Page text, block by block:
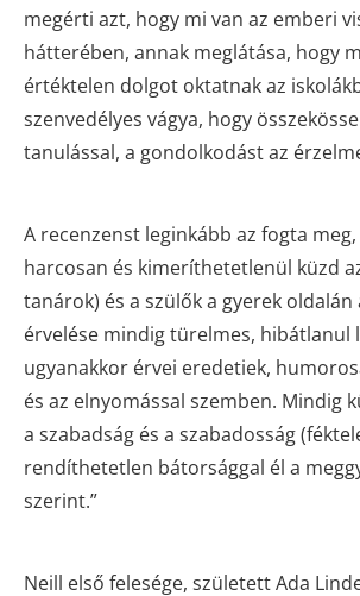
megérti azt, hogy mi van az emberi
hátterében, annak meglátása, hogy
értéktelen dolgot oktatnak az
szenvedélyes vágya, hogy
tanulással, a gondolkodást az
A recenzenst leginkább az fogta meg,
harcosan és kimeríthetetlenül küzd
tanárok) és a szülők a gyerek oldalán
érvelése mindig türelmes, hibátlanul
ugyanakkor érvei eredetiek,
és az elnyomással szemben. Mindig
a szabadság és a szabadosság
rendíthetetlen bátorsággal él a
szerint.”
Neill első felesége, született Ada